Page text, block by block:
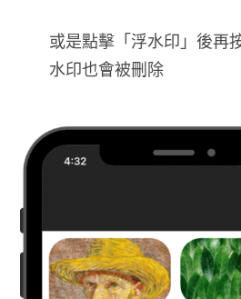
或是點擊「浮水印」後再
水印也會被刪除